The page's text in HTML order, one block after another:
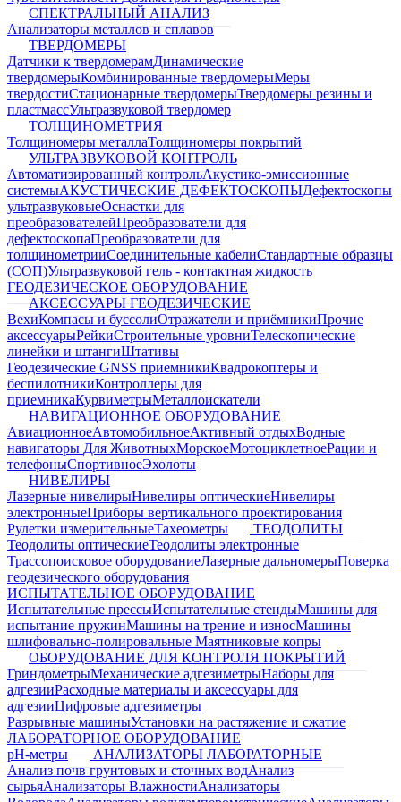
СПЕКТРАЛЬНЫЙ АНАЛИЗ
Анализаторы металлов и сплавов
ТВЕРДОМЕРЫ
Датчики к твердомерамДинамические
твердомерыКомбинированные твердомерыМеры
твердостиСтационарные твердомерыТвердомеры резины и
пластмассУльтразвуковой твердомер
ТОЛЩИНОМЕТРИЯ
Толщиномеры металлаТолщиномеры покрытий
УЛЬТРАЗВУКОВОЙ КОНТРОЛЬ
Автоматизированный контрольАкустико-эмиссионные
системыАКУСТИЧЕСКИЕ ДЕФЕКТОСКОПЫДефектоскопы
ультразвуковыеОснастки для
преобразователейПреобразователи для
дефектоскопаПреобразователи для
толщинометрииСоединительные кабелиСтандартные образцы
(СОП)Ультразвуковой гель - контактная жидкость
ГЕОДЕЗИЧЕСКОЕ ОБОРУДОВАНИЕ
АКСЕССУАРЫ ГЕОДЕЗИЧЕСКИЕ
ВехиКомпасы и буссолиОтражатели и приёмникиПрочие
аксессуарыРейкиСтроительные уровниТелескопические
линейки и штангиШтативы
Геодезические GNSS приемникиКвадрокоптеры и
беспилотникиКонтроллеры для
приемникаКурвиметрыМеталлоискатели
НАВИГАЦИОННОЕ ОБОРУДОВАНИЕ
АвиационноеАвтомобильноеАктивный отдыхВодные
навигаторы Для ЖивотныхМорскоеМотоциклетноеРации и
телефоныСпортивноеЭхолоты
НИВЕЛИРЫ
Лазерные нивелирыНивелиры оптическиеНивелиры
электронныеПриборы вертикального проектирования
Рулетки измерительныеТахеометры
ТЕОДОЛИТЫ
Теодолиты оптическиеТеодолиты электронные
Трассопоисковое оборудованиеЛазерные дальномерыПоверка
геодезического оборудования
ИСПЫТАТЕЛЬНОЕ ОБОРУДОВАНИЕ
Испытательные прессыИспытательные стендыМашины для
испытание пружинМашины на трение и износМашины
шлифовально-полировальные Маятниковые копры
ОБОРУДОВАНИЕ ДЛЯ КОНТРОЛЯ ПОКРЫТИЙ
ГриндометрыМеханические адгезиметрыНаборы для
адгезииРасходные материалы и аксессуары для
адгезииЦифровые адгезиметры
Разрывные машиныУстановки на растяжение и сжатие
ЛАБОРАТОРНОЕ ОБОРУДОВАНИЕ
pH-метры
АНАЛИЗАТОРЫ ЛАБОРАТОРНЫЕ
Анализ почв грунтовых и сточных водАнализ
сырьяАнализаторы ВлажностиАнализаторы